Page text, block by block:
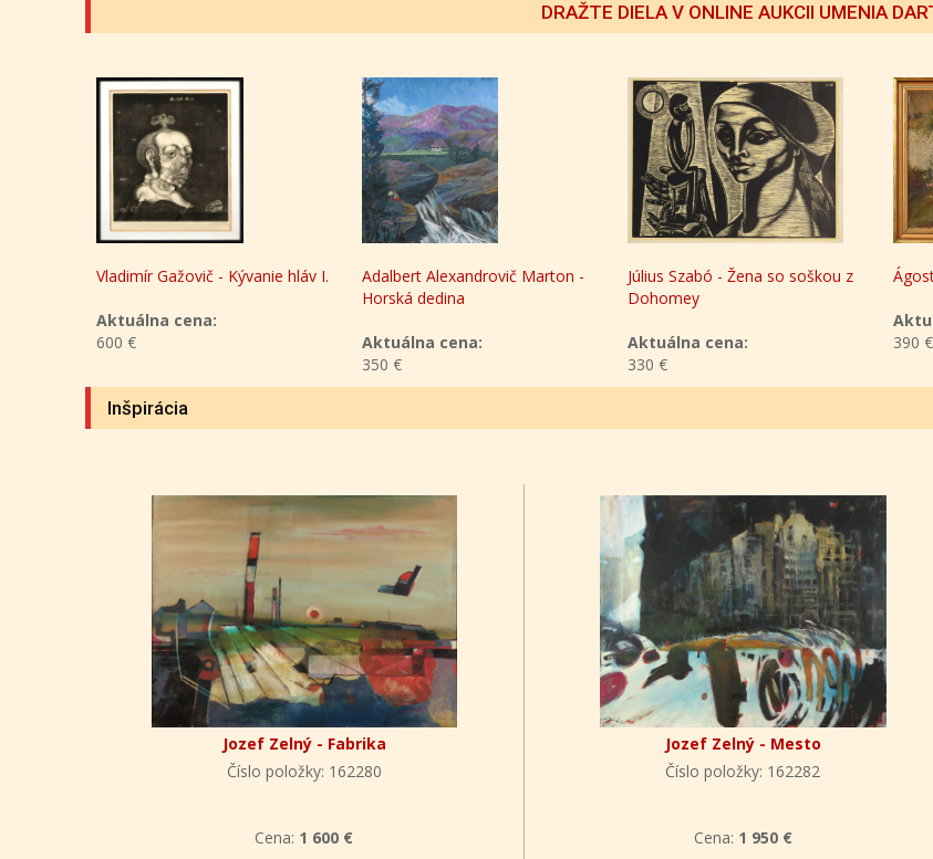
DRAŽTE DIELA V ONLINE AUKCII UMENIA
Vladimír Gažovič - Kývanie hláv I.
Aktuálna cena:
600 €
Adalbert Alexandrovič Marton -
Horská dedina
Aktuálna cena:
350 €
Július Szabó - Žena so soškou z
Dohomey
Aktuálna cena:
330 €
390 €
Inšpirácia
Jozef Zelný - Fabrika
Číslo položky: 162280
Cena: 1 600 €
Jozef Zelný - Mesto
Číslo položky: 162282
Cena: 1 950 €